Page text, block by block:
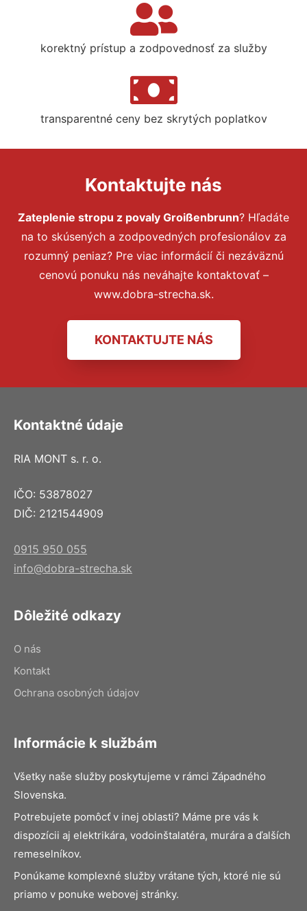
korektný prístup a zodpovednosť za služby
transparentné ceny bez skrytých poplatkov
Kontaktujte nás
Zateplenie stropu z povaly Groißenbrunn? Hľadáte
na to skúsených a zodpovedných profesionálov za
rozumný peniaz? Pre viac informácií či nezáväznú
cenovú ponuku nás neváhajte kontaktovať –
www.dobra-strecha.sk.
KONTAKTUJTE NÁS
Kontaktné údaje
RIA MONT s. r. o.
IČO: 53878027
DIČ: 2121544909
0915 950 055
info@dobra-strecha.sk
Dôležité odkazy
O nás
Kontakt
Ochrana osobných údajov
Informácie k službám
Všetky naše služby poskytujeme v rámci Západného
Slovenska.
Potrebujete pomôcť v inej oblasti? Máme pre vás k
dispozícii aj elektrikára, vodoinštalatéra, murára a ďalších
remeselníkov.
Ponúkame komplexné služby vrátane tých, ktoré nie sú
priamo v ponuke webovej stránky.